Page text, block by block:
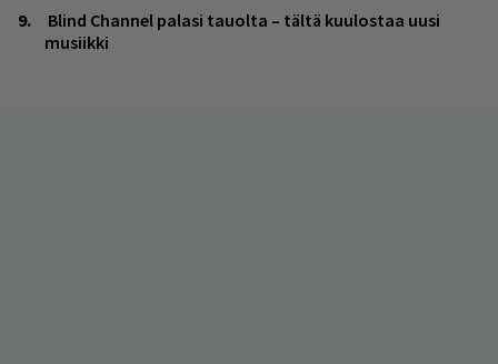
Blind Channel palasi tauolta – tältä kuulostaa uusi
musiikki